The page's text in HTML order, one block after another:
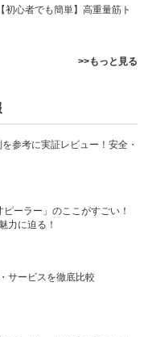
初心者でも簡単】高重量筋ト
>>もっと見る
参考に実証レビュー！安全・
ーラー」のここがすごい！
力に迫る！
サービスを徹底比較